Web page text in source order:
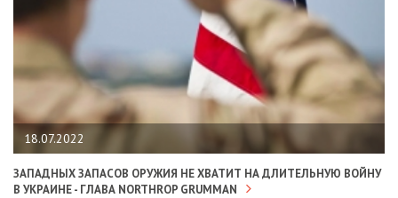
18.07.2022
ЗАПАДНЫХ ЗАПАСОВ ОРУЖИЯ НЕ ХВАТИТ НА ДЛИТЕЛЬНУЮ ВОЙНУ
В УКРАИНЕ - ГЛАВА NORTHROP GRUMMAN